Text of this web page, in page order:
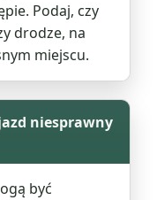
Podaj, czy
drodze, na
miejscu.
niesprawny
być